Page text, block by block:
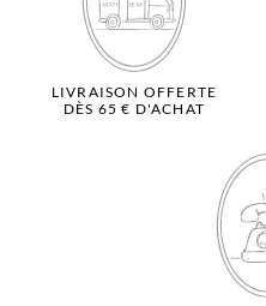
LIVRAISON OFFERTE
DÈS 65 € D'ACHAT